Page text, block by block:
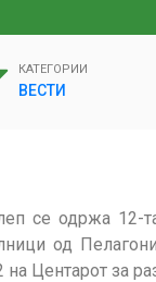
КАТЕГОРИИ
ВЕСТИ
се одржа 12-
од
Центарот за